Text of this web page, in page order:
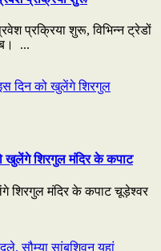
प्रक्रिया शुरू, विभिन्न ट्रेडों
...
खुलेंगे शिरगुल मंदिर के कपाट
शिरगुल मंदिर के कपाट चूड़ेश्वर